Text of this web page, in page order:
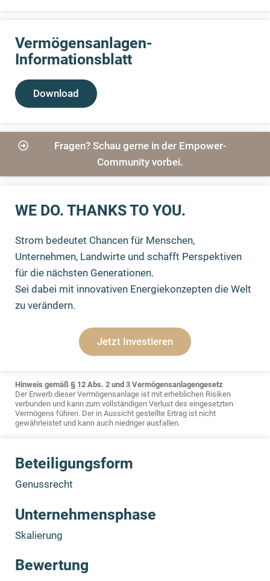
Vermögensanlagen-
Informationsblatt
Download
Fragen? Schau gerne in der Empower-
Community vorbei.
WE DO. THANKS TO YOU.
Strom bedeutet Chancen für Menschen,
Unternehmen, Landwirte und schafft Perspektiven
für die nächsten Generationen.
Sei dabei mit innovativen Energiekonzepten die Welt
zu verändern.
Jetzt Investieren
Hinweis gemäß § 12 Abs. 2 und 3 Vermögensanlagengesetz
Der Erwerb dieser Vermögensanlage ist mit erheblichen Risiken
verbunden und kann zum vollständigen Verlust des eingesetzten
Vermögens führen. Der in Aussicht gestellte Ertrag ist nicht
gewährleistet und kann auch niedriger ausfallen.
Beteiligungsform
Genussrecht
Unternehmensphase
Skalierung
Bewertung